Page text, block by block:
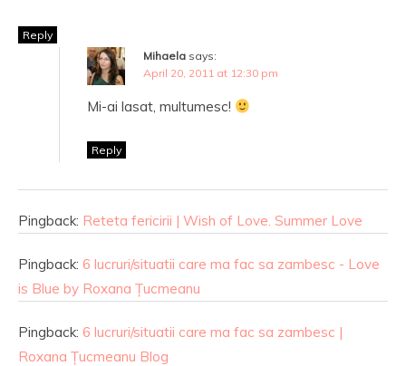
Reply
Mihaela says:
April 20, 2011 at 12:30 pm
Mi-ai lasat, multumesc!
Reply
Pingback: Reteta fericirii | Wish of Love. Summer Love
Pingback: 6 lucruri/situatii care ma fac sa zambesc - Love
is Blue by Roxana Țucmeanu
Pingback: 6 lucruri/situatii care ma fac sa zambesc |
Roxana Țucmeanu Blog